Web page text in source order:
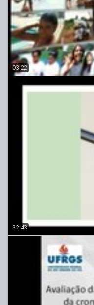
03:22
32:43